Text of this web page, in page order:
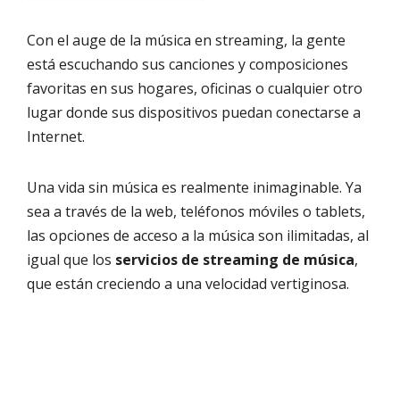
Con el auge de la música en streaming, la gente
está escuchando sus canciones y composiciones
favoritas en sus hogares, oficinas o cualquier otro
lugar donde sus dispositivos puedan conectarse a
Internet.
Una vida sin música es realmente inimaginable. Ya
sea a través de la web, teléfonos móviles o tablets,
las opciones de acceso a la música son ilimitadas, al
igual que los servicios de streaming de música,
que están creciendo a una velocidad vertiginosa.